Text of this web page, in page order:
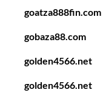
goatza888fin.com
gobaza88.com
golden4566.net
golden4566.net